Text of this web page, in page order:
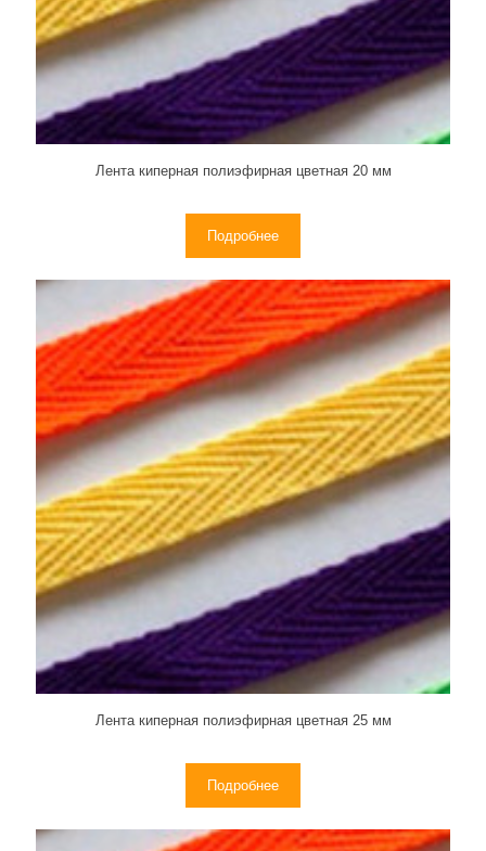
Лента киперная полиэфирная цветная 20 мм
Подробнее
Лента киперная полиэфирная цветная 25 мм
Подробнее